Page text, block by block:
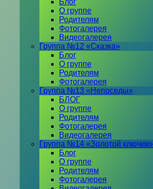
Блог
О группе
Родителям
Фотогалерея
Видеогалерея
Группа №12 «Сказка»
Блог
О группе
Родителям
Фотогалерея
Группа №13 «Непоседы»
БЛОГ
О группе
Родителям
Фотогалерея
Видеогалерея
Группа №14 «Золотой ключик»
Блог
О группе
Родителям
Фотогалерея